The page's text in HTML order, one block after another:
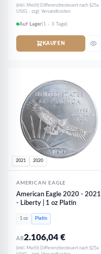
(inkl. MwSt) Differenzbesteuert nach §25a
UStG. · zzgl. Versandkosten
Auf Lager(1 - 3 Tage)
KAUFEN
2021 2020
AMERICAN EAGLE
American Eagle 2020 - 2021
- Liberty | 1 oz Platin
1 oz Platin
AB2.106,04€
(inkl. MwSt) Differenzbesteuert nach §25a